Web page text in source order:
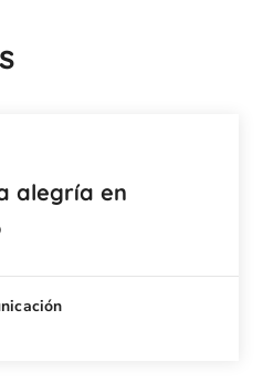
alegría en